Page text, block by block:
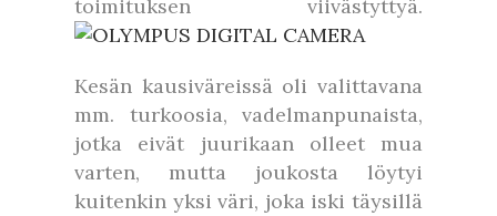
toimituksen viivästyttyä.
Kesän kausiväreissä oli valittavana
mm. turkoosia, vadelmanpunaista,
jotka eivät juurikaan olleet mua
varten, mutta joukosta löytyi
kuitenkin yksi väri, joka iski täysillä